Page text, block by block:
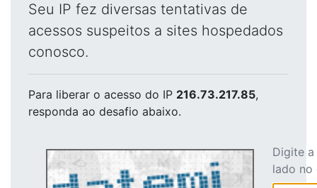
Seu IP fez diversas tentativas de
acessos suspeitos a sites hospedados
conosco.
Para liberar o acesso do IP 216.73.217.85,
responda ao desafio abaixo.
Digite
lado no